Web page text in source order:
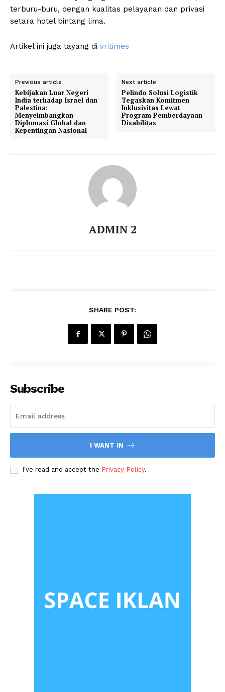
terburu-buru, dengan kualitas pelayanan dan privasi
setara hotel bintang lima.
Artikel ini juga tayang di vritimes
Previous article
Kebijakan Luar Negeri
India terhadap Israel dan
Palestina:
Menyeimbangkan
Diplomasi Global dan
Kepentingan Nasional
Next article
Pelindo Solusi Logistik
Tegaskan Komitmen
Inklusivitas Lewat
Program Pemberdayaan
Disabilitas
ADMIN 2
SHARE POST:
Subscribe
I WANT IN
I've read and accept the Privacy Policy.